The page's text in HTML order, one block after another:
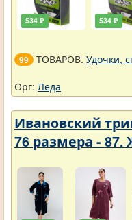
534 ₽ 534 ₽
99 ТОВАРОВ. Удочки,
Орг: Леда
Ивановский
76 размера -